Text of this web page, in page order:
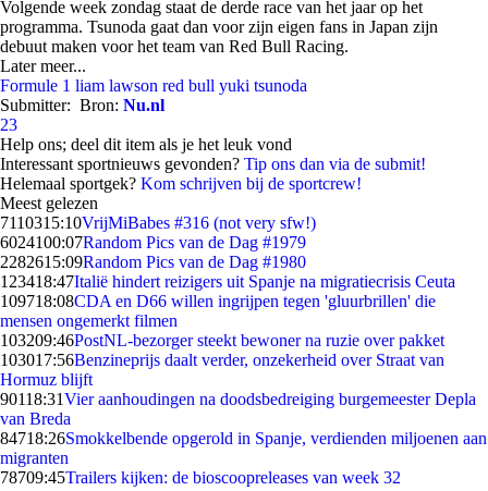
Volgende week zondag staat de derde race van het jaar op het
programma. Tsunoda gaat dan voor zijn eigen fans in Japan zijn
debuut maken voor het team van Red Bull Racing.
Later meer...
Formule 1 liam lawson red bull yuki tsunoda
Submitter: Bron: Nu.nl
23
Help ons; deel dit item als je het leuk vond
Interessant sportnieuws gevonden? Tip ons dan via de submit!
Helemaal sportgek? Kom schrijven bij de sportcrew!
Meest gelezen
7110315:10VrijMiBabes #316 (not very sfw!)
6024100:07Random Pics van de Dag #1979
2282615:09Random Pics van de Dag #1980
123418:47Italië hindert reizigers uit Spanje na migratiecrisis Ceuta
109718:08CDA en D66 willen ingrijpen tegen 'gluurbrillen' die
mensen ongemerkt filmen
103209:46PostNL-bezorger steekt bewoner na ruzie over pakket
103017:56Benzineprijs daalt verder, onzekerheid over Straat van
Hormuz blijft
90118:31Vier aanhoudingen na doodsbedreiging burgemeester Depla
van Breda
84718:26Smokkelbende opgerold in Spanje, verdienden miljoenen aan
migranten
78709:45Trailers kijken: de bioscoopreleases van week 32